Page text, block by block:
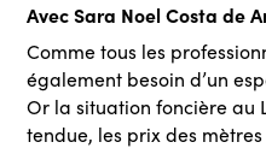
Avec Sara Noel Costa de
Comme tous les
également besoin d’un
Or la situation foncière au
tendue, les prix des